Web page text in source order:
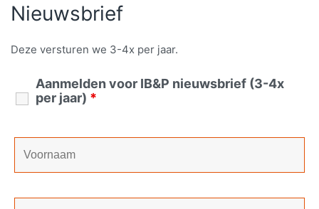
Nieuwsbrief
Deze versturen we 3-4x per jaar.
Aanmelden voor IB&P nieuwsbrief (3-4x
per jaar) *